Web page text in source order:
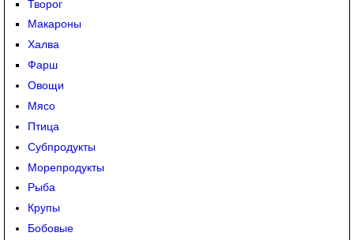
Творог
Макароны
Халва
Фарш
Овощи
Мясо
Птица
Субпродукты
Морепродукты
Рыба
Крупы
Бобовые